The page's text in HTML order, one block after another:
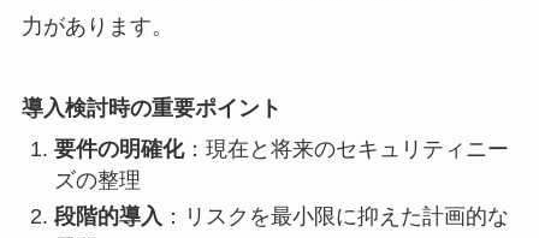
力があります。
導入検討時の重要ポイント
要件の明確化：現在と将来のセキュリティニー
ズの整理
段階的導入 ：リスクを最小限に抑えた計画的な